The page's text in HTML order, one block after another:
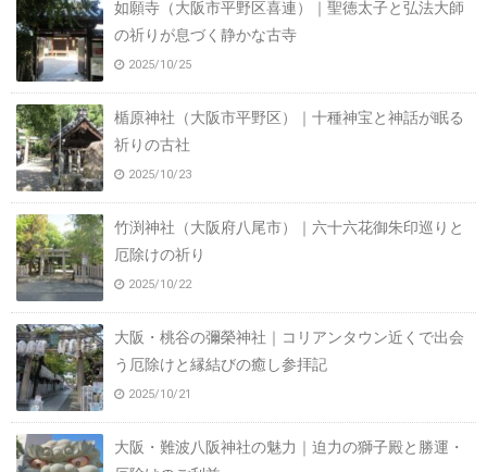
如願寺（大阪市平野区喜連）｜聖徳太子と弘法大師
の祈りが息づく静かな古寺
2025/10/25
楯原神社（大阪市平野区）｜十種神宝と神話が眠る
祈りの古社
2025/10/23
竹渕神社（大阪府八尾市）｜六十六花御朱印巡りと
厄除けの祈り
2025/10/22
大阪・桃谷の彌榮神社｜コリアンタウン近くで出会
う厄除けと縁結びの癒し参拝記
2025/10/21
大阪・難波八阪神社の魅力｜迫力の獅子殿と勝運・